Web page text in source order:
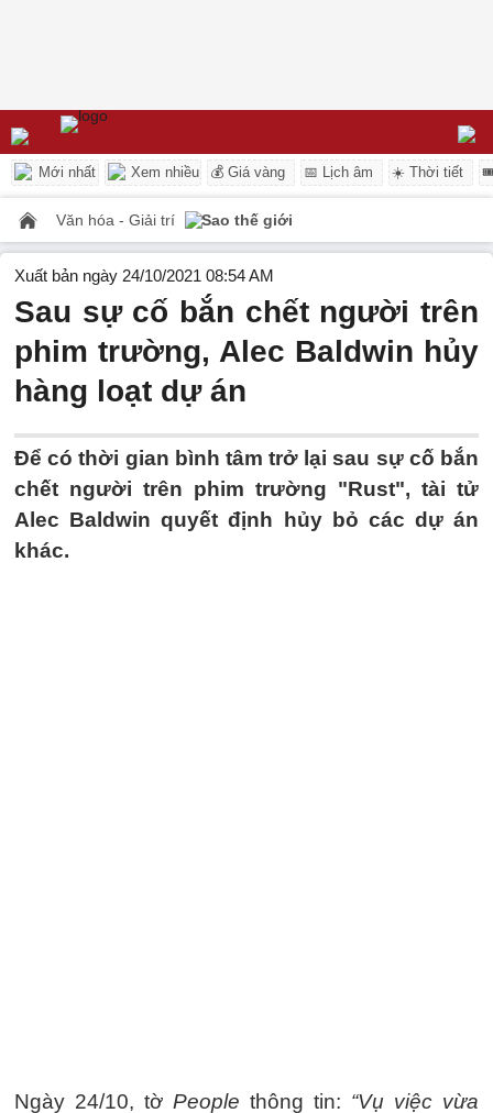
Mới nhất Xem nhiều 💰 Giá vàng 📅 Lịch âm ☀️ Thời tiết
Văn hóa - Giải trí Sao thế giới
Xuất bản ngày 24/10/2021 08:54 AM
Sau sự cố bắn chết người trên
phim trường, Alec Baldwin hủy
hàng loạt dự án
Để có thời gian bình tâm trở lại sau sự cố bắn
chết người trên phim trường "Rust", tài tử
Alec Baldwin quyết định hủy bỏ các dự án
khác.
Ngày 24/10, tờ People thông tin: “Vụ việc vừa